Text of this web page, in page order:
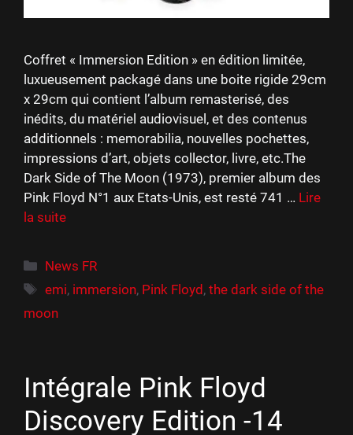
Coffret « Immersion Edition » en édition limitée,
luxueusement packagé dans une boite rigide 29cm
x 29cm qui contient l’album remasterisé, des
inédits, du matériel audiovisuel, et des contenus
additionnels : memorabilia, nouvelles pochettes,
impressions d’art, objets collector, livre, etc.The
Dark Side of The Moon (1973), premier album des
Pink Floyd N°1 aux Etats-Unis, est resté 741 … Lire
la suite
Catégories
News FR
Étiquettes
emi, immersion, Pink Floyd ,the dark side of the
moon
Intégrale Pink Floyd
Discovery Edition -14